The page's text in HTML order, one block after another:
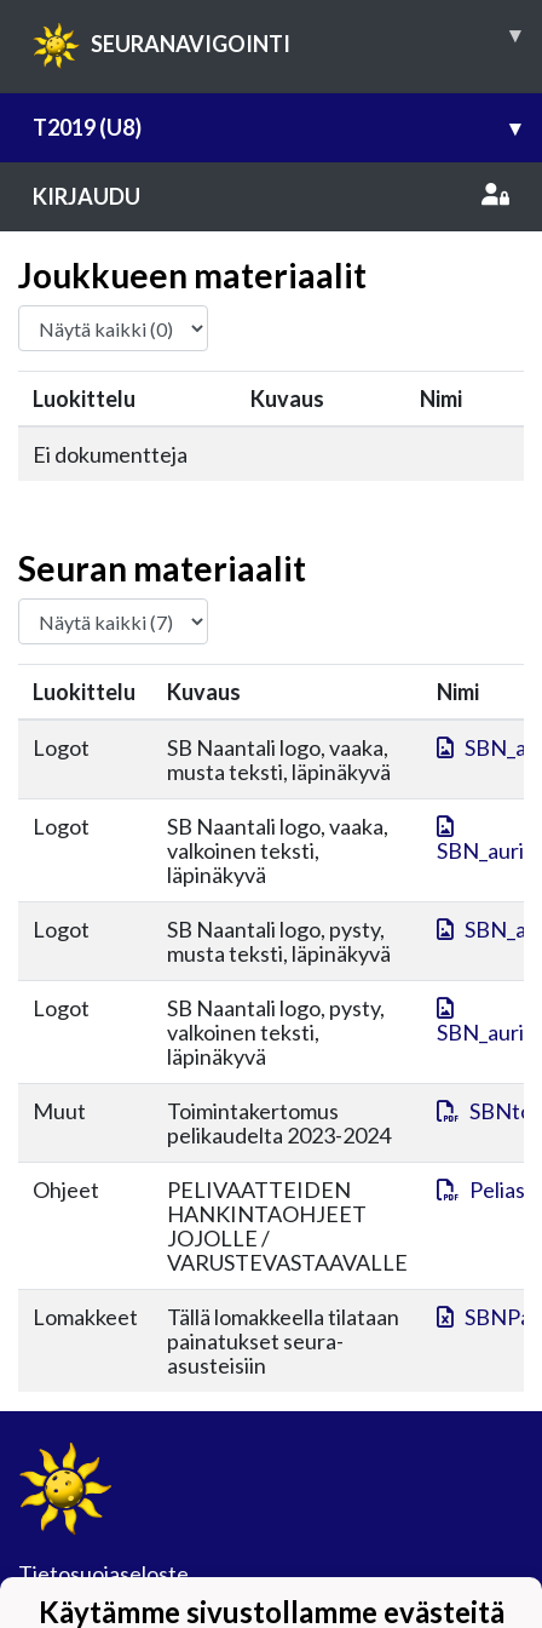
SEURANAVIGOINTI ▾
T2019 (U8) ▾
KIRJAUDU
Joukkueen materiaalit
Luokittelu Kuvaus Nimi
Ei dokumentteja
Seuran materiaalit
Luokittelu Kuvaus Nimi
Logot
SB Naantali logo, vaaka,
musta teksti, läpinäkyvä
Logot
SB Naantali logo, vaaka,
valkoinen teksti,
läpinäkyvä
Logot
SB Naantali logo, pysty,
musta teksti, läpinäkyvä
Logot
SB Naantali logo, pysty,
valkoinen teksti,
läpinäkyvä
Muut
Toimintakertomus
pelikaudelta 2023-2024
Ohjeet
PELIVAATTEIDEN
HANKINTAOHJEET
JOJOLLE /
VARUSTEVASTAAVALLE
Lomakkeet
Tällä lomakkeella tilataan
painatukset seura-
asusteisiin
Tietosuojaseloste
Käytämme sivustollamme evästeitä